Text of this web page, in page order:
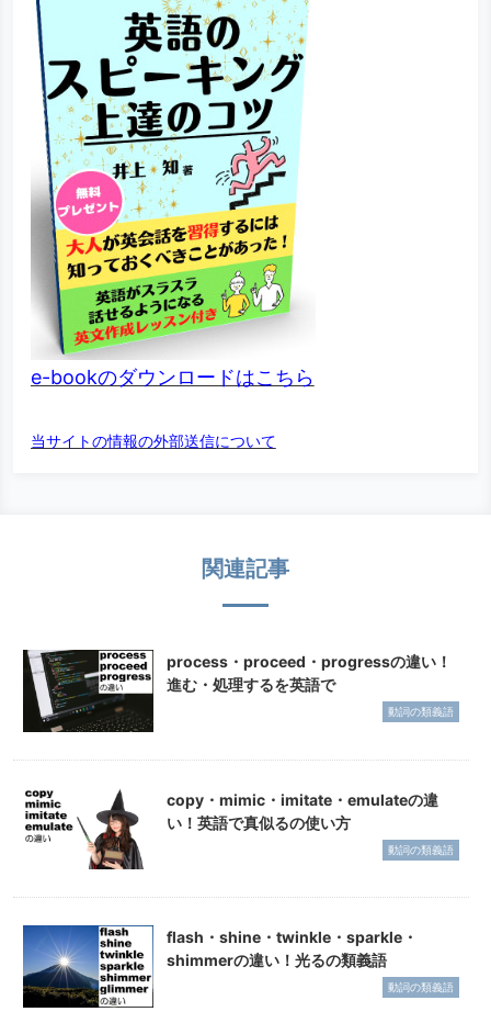
e-bookのダウンロードはこちら
当サイトの情報の外部送信について
関連記事
process・proceed・progressの違い！
進む・処理するを英語で
動詞の類義語
copy・mimic・imitate・emulateの違
い！英語で真似るの使い方
動詞の類義語
flash・shine・twinkle・sparkle・
shimmerの違い！光るの類義語
動詞の類義語